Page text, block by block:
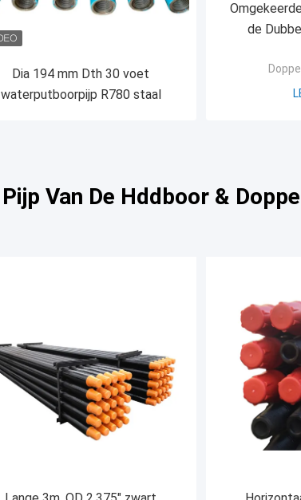
Dia 194 mm Dth 30 voet
waterputboorpijp R780 staal
de
Van De Hddboor &